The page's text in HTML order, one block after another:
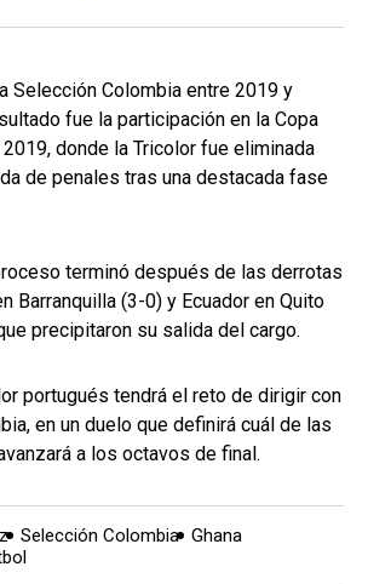
Selección Colombia entre 2019 y
fue la participación en la Copa
donde la Tricolor fue eliminada
de penales tras una destacada fase
terminó después de las derrotas
Barranquilla (3-0) y Ecuador en Quito
precipitaron su salida del cargo.
portugués tendrá el reto de dirigir con
en un duelo que definirá cuál de las
a los octavos de final.
Selección Colombia Ghana